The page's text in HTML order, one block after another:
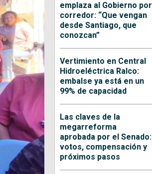
emplaza al Gobierno por
corredor: “Que vengan
desde Santiago, que
conozcan”
Vertimiento en Central
Hidroeléctrica Ralco:
embalse ya está en un
99% de capacidad
Las claves de la
megarreforma
aprobada por el Senado:
votos, compensación y
próximos pasos